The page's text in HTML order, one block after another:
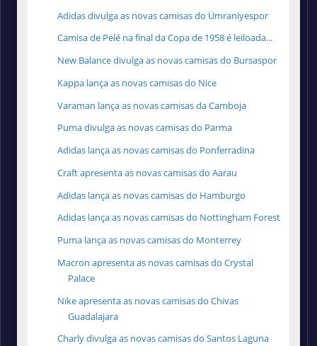
Adidas divulga as novas camisas do Ümraniyespor
Camisa de Pelé na final da Copa de 1958 é leiloada...
New Balance divulga as novas camisas do Bursaspor
Kappa lança as novas camisas do Nice
Varaman lança as novas camisas da Camboja
Puma divulga as novas camisas do Parma
Adidas lança as novas camisas do Ponferradina
Craft apresenta as novas camisas do Aarau
Adidas lança as novas camisas do Hamburgo
Adidas lança as novas camisas do Nottingham Forest
Puma lança as novas camisas do Monterrey
Macron apresenta as novas camisas do Crystal
Palace
Nike apresenta as novas camisas do Chivas
Guadalajara
Charly divulga as novas camisas do Santos Laguna